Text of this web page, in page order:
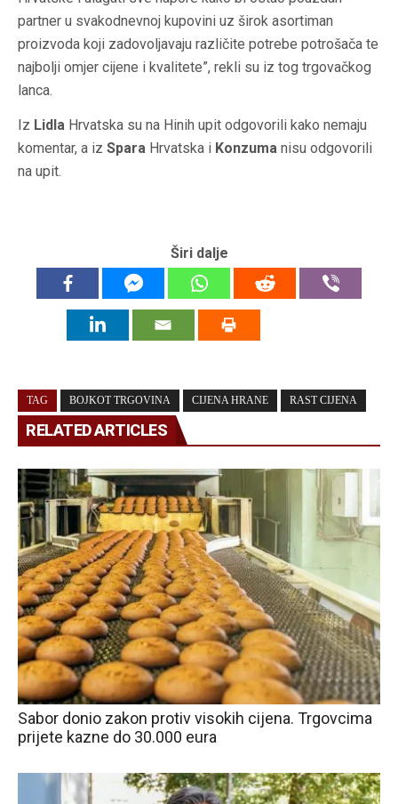
partner u svakodnevnoj kupovini uz širok asortiman
proizvoda koji zadovoljavaju različite potrebe potrošača te
najbolji omjer cijene i kvalitete”, rekli su iz tog trgovačkog
lanca.
Iz Lidla Hrvatska su na Hinih upit odgovorili kako nemaju
komentar, a iz Spara Hrvatska i Konzuma nisu odgovorili
na upit.
Širi dalje
TAG BOJKOT TRGOVINA CIJENA HRANE RAST CIJENA
RELATED ARTICLES
Sabor donio zakon protiv visokih cijena. Trgovcima
prijete kazne do 30.000 eura